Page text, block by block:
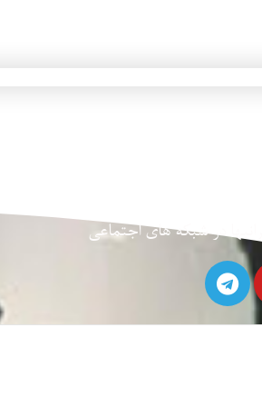
گرانبها در شبکه های اجتماعی